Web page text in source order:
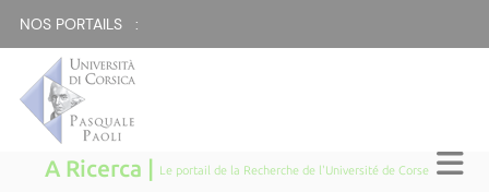
NOS PORTAILS :
A Ricerca | Le portail de la Recherche de l'Université de Corse